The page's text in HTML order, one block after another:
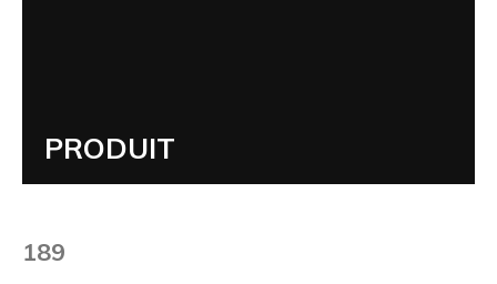
PRODUIT
189